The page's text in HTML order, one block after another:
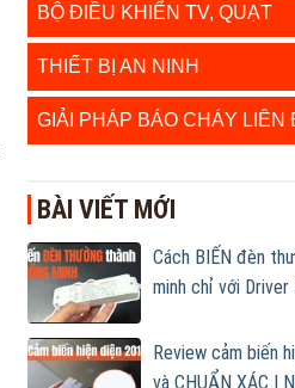
BỘ ĐIỀU KHIỂN TV, QUẠT
THIẾT BỊ AN NINH
GIẢI PHÁP BÁO CHÁY LIÊN
BÀI VIẾT MỚI
Cách BIẾN đèn
minh chỉ với
Review cảm biến
và CHUẨN XÁC |